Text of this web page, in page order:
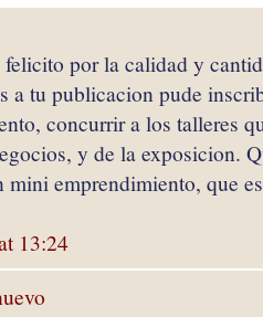
felicito por la calidad y
a tu publicacion pude
concurrir a los talleres
y de la exposicion.
mini emprendimiento, que
13:24